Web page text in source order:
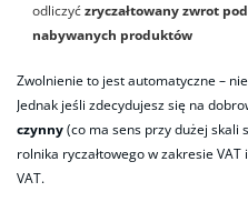
odliczyćzryczałtowany zwrot
nabywanych produktów
Zwolnienie to jest automatyczne –
Jednak jeśli zdecydujesz się na
czynny(co ma sens przy dużej skali
rolnika ryczałtowego w zakresie
VAT.